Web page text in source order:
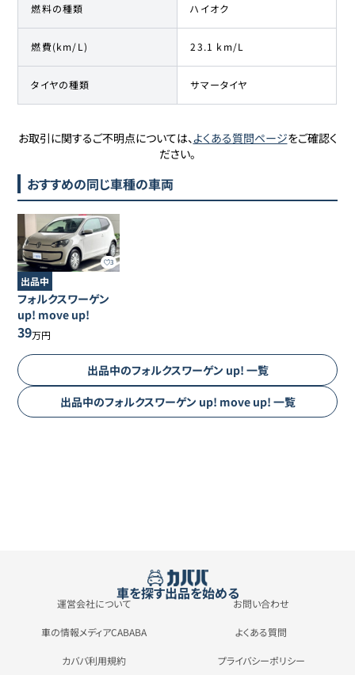
燃料の種類 ハイオク
燃費(km/L) 23.1 km/L
タイヤの種類 サマータイヤ
お取引に関するご不明点については、よくある質問ページをご確認く
ださい。
おすすめの同じ車種の車両
3
出品中
フォルクスワーゲン
up! move up!
39万円
出品中のフォルクスワーゲン up! 一覧
出品中のフォルクスワーゲン up! move up! 一覧
車を探す出品を始める
運営会社について お問い合わせ
車の情報メディアCABABA よくある質問
カババ利用規約 プライバシーポリシー